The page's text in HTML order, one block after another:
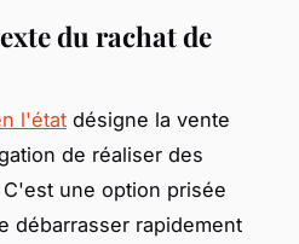
du rachat de
l'état désigne la vente
de réaliser des
une option prisée
débarrasser rapidement